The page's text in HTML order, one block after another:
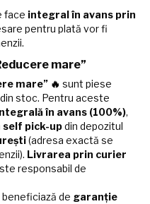
face integral în avans prin
pentru plată vor fi
mare”
mare” 🔥 sunt piese
stoc. Pentru aceste
în avans (100%),
self pick-updin depozitul
(adresa exactă se
Livrarea prin curier
responsabil de
de garanție